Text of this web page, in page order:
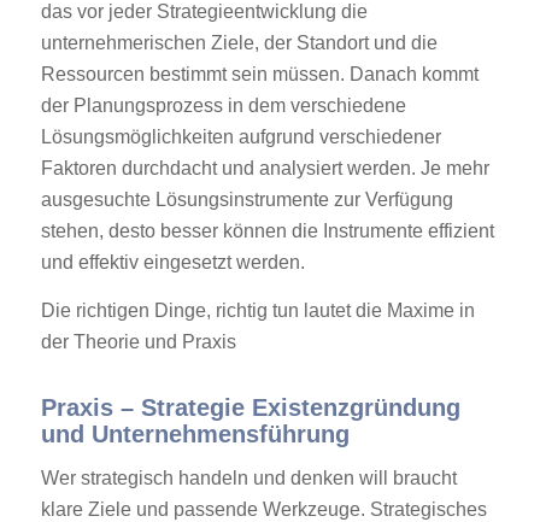
das vor jeder Strategieentwicklung die
unternehmerischen Ziele, der Standort und die
Ressourcen bestimmt sein müssen. Danach kommt
der Planungsprozess in dem verschiedene
Lösungsmöglichkeiten aufgrund verschiedener
Faktoren durchdacht und analysiert werden. Je mehr
ausgesuchte Lösungsinstrumente zur Verfügung
stehen, desto besser können die Instrumente effizient
und effektiv eingesetzt werden.
Die richtigen Dinge, richtig tun lautet die Maxime in
der Theorie und Praxis
Praxis – Strategie Existenzgründung
und Unternehmensführung
Wer strategisch handeln und denken will braucht
klare Ziele und passende Werkzeuge. Strategisches